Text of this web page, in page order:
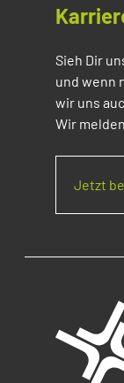
Sieh Dir
und wenn
wir uns
Wir
Jetzt